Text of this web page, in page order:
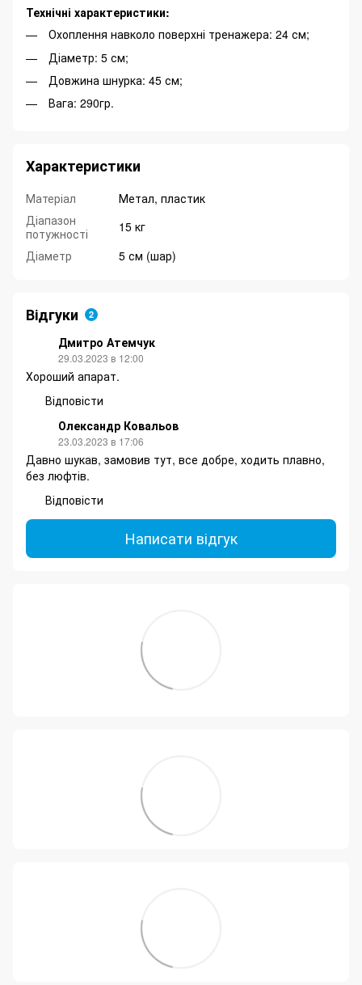
Технічні характеристики:
Охоплення навколо поверхні тренажера: 24 см;
Діаметр: 5 см;
Довжина шнурка: 45 см;
Вага: 290гр.
Характеристики
Матеріал
Метал, пластик
Діапазон
потужності
15 кг
Діаметр
5 см (шар)
Відгуки 2
Дмитро Атемчук
29.03.2023 в 12:00
Хороший апарат.
Відповісти
Олександр Ковальов
23.03.2023 в 17:06
Давно шукав, замовив тут, все добре, ходить плавно,
без люфтів.
Відповісти
Написати відгук